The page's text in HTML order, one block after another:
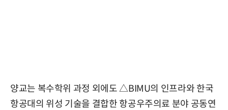
양교는 복수학위 과정 외에도 △BIMU의 인프라와 한국
항공대의 위성 기술을 결합한 항공우주의료 분야 공동연